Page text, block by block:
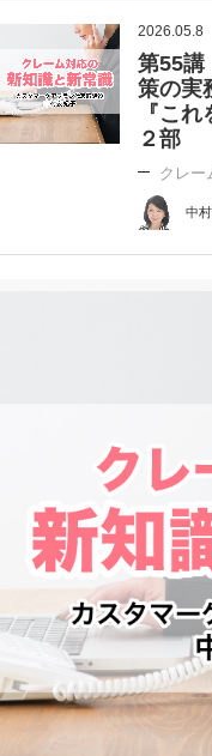
2026.05.8
第55
策の実
『こ
２部
クレー
中